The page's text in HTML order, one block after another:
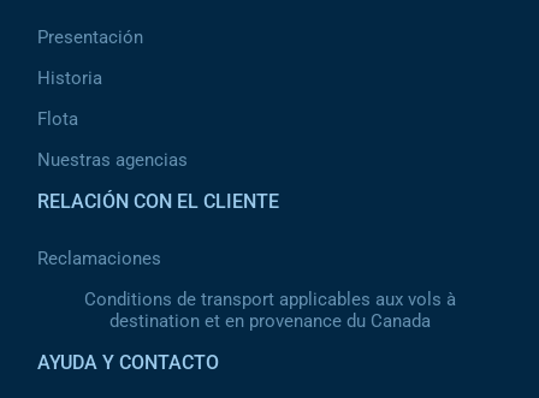
Presentación
Historia
Flota
Nuestras agencias
RELACIÓN CON EL CLIENTE
Reclamaciones
Conditions de transport applicables aux vols à
destination et en provenance du Canada
AYUDA Y CONTACTO